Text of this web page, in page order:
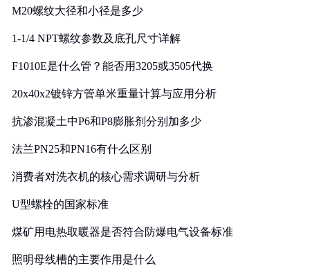
M20螺纹大径和小径是多少
1-1/4 NPT螺纹参数及底孔尺寸详解
F1010E是什么管？能否用3205或3505代换
20x40x2镀锌方管单米重量计算与应用分析
抗渗混凝土中P6和P8膨胀剂分别加多少
法兰PN25和PN16有什么区别
消费者对洗衣机的核心需求调研与分析
U型螺栓的国家标准
煤矿用电热取暖器是否符合防爆电气设备标准
照明母线槽的主要作用是什么